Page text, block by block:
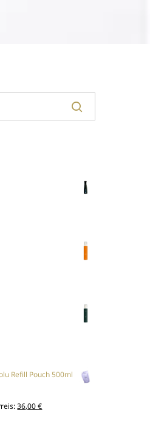
Refill Pouch 500ml
36,00€Aktueller